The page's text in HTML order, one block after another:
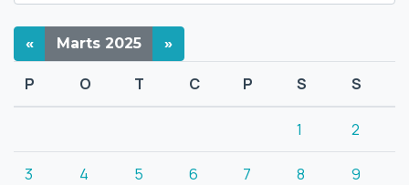
« Marts 2025 »
P O T C P S S
1 2
3 4 5 6 7 8 9